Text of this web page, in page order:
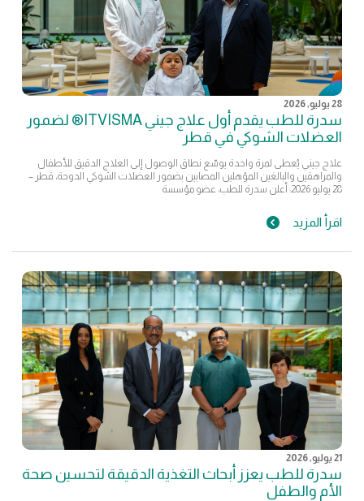
28 يوليو, 2026
سدرة للطب يقدم أول علاج جيني ITVISMA® لضمور
العضلات الشوكي في قطر
علاج جيني يُعطى لمرة واحدة يوسّع نطاق الوصول إلى العلاج الدقيق للأطفال
والمراهقين والبالغين المؤهلين المصابين بضمور العضلات الشوكي الدوحة، قطر –
28 يوليو 2026: أعلن سدرة للطب، عضو مؤسسة
اقرأ المزيد
21 يوليو, 2026
سدرة للطب يعزز أبحاث التغذية الدقيقة لتحسين صحة
الأم والطفل